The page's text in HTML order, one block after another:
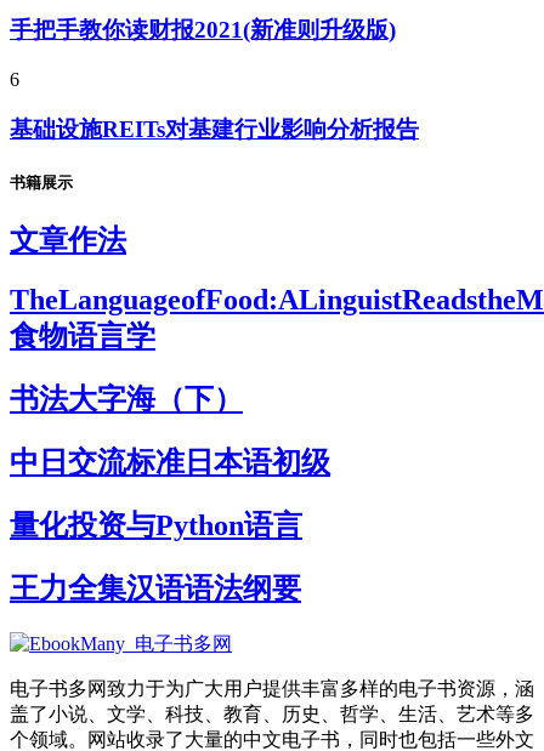
手把手教你读财报2021(新准则升级版)
6
基础设施REITs对基建行业影响分析报告
书籍展示
文章作法
食物语言学
书法大字海（下）
中日交流标准日本语初级
量化投资与Python语言
王力全集汉语语法纲要
电子书多网致力于为广大用户提供丰富多样的电子书资源，涵
盖了小说、文学、科技、教育、历史、哲学、生活、艺术等多
个领域。网站收录了大量的中文电子书，同时也包括一些外文